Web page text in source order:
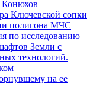
Конюхов
Ключевской сопки
полигона МЧС
по исследованию
Земли с
технологий.
на ее